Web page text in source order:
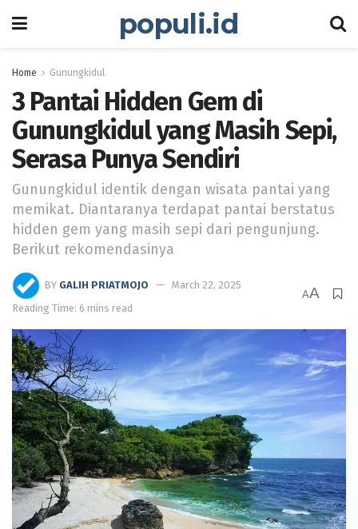
populi.id
Home Gunungkidul
3 Pantai Hidden Gem di
Gunungkidul yang Masih Sepi,
Serasa Punya Sendiri
Gunungkidul identik dengan wisata pantai yang
memikat. Diantaranya terdapat pantai berstatus
hidden gem yang masih sepi dari pengunjung.
Berikut rekomendasinya
BY GALIH PRIATMOJO
March 22, 2025
Reading Time: 6 mins read
AA